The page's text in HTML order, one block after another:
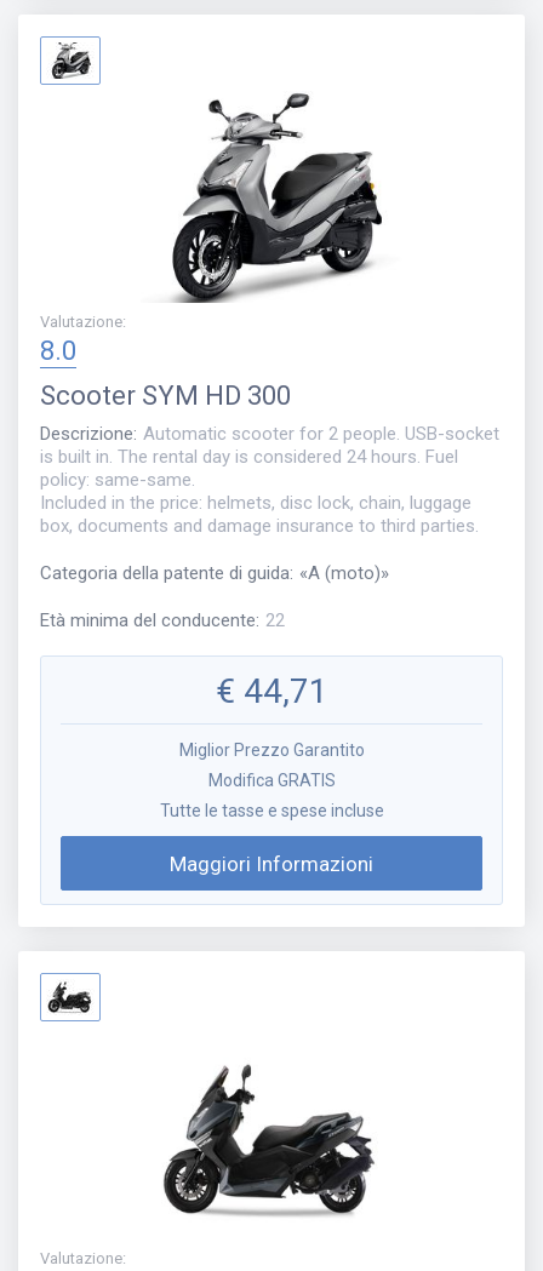
Valutazione:
8.0
Scooter SYM HD 300
Descrizione: Automatic scooter for 2 people. USB-socket
is built in. The rental day is considered 24 hours. Fuel
policy: same-same.
Included in the price: helmets, disc lock, chain, luggage
box, documents and damage insurance to third parties.
Categoria della patente di guida: «A (moto)»
Età minima del conducente: 22
€ 44,71
Miglior Prezzo Garantito
Modifica GRATIS
Tutte le tasse e spese incluse
Maggiori Informazioni
Valutazione: